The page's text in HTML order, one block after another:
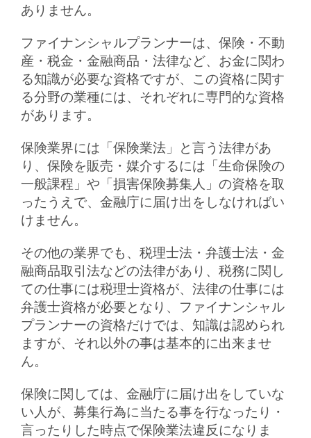
ありません。
ファイナンシャルプランナーは、保険・不動
産・税金・金融商品・法律など、お金に関わ
る知識が必要な資格ですが、この資格に関す
る分野の業種には、それぞれに専門的な資格
があります。
保険業界には「保険業法」と言う法律があ
り、保険を販売・媒介するには「生命保険の
一般課程」や「損害保険募集人」の資格を取
ったうえで、金融庁に届け出をしなければい
けません。
その他の業界でも、税理士法・弁護士法・金
融商品取引法などの法律があり、税務に関し
ての仕事には税理士資格が、法律の仕事には
弁護士資格が必要となり、ファイナンシャル
プランナーの資格だけでは、知識は認められ
ますが、それ以外の事は基本的に出来ませ
ん。
保険に関しては、金融庁に届け出をしていな
い人が、募集行為に当たる事を行なったり・
言ったりした時点で保険業法違反になりま